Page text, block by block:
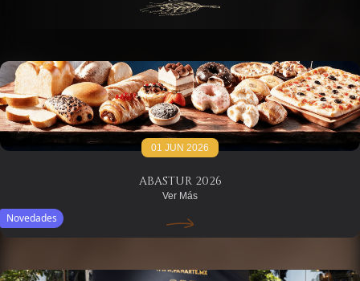
01 JUN 2026
ABASTUR 2026
Ver Más
Novedades